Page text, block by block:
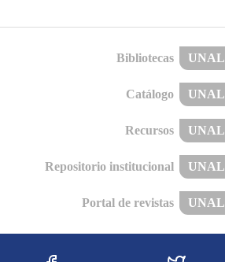
Bibliotecas UNAL
Catálogo UNAL
Recursos UNAL
Repositorio institucional UNAL
Portal de revistas UNAL